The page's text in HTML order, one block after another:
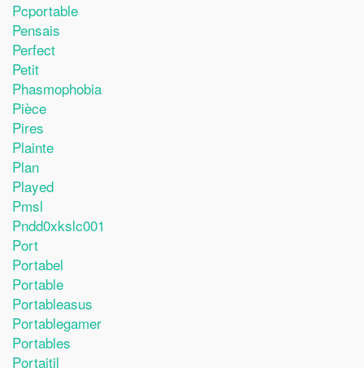
Pcportable
Pensais
Perfect
Petit
Phasmophobia
Pièce
Pires
Plainte
Plan
Played
Pmsl
Pndd0xkslc001
Port
Portabel
Portable
Portableasus
Portablegamer
Portables
Portaitil